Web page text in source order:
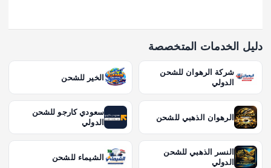
دليل الخدمات المتخصصة
شركة الرهوان للشحن
الدولي
الخير للشحن
الرهوان الذهبي للشحن
سعودي كارجو للشحن
الدولي
النسر الذهبي للشحن
الدولي
الشيماء للشحن